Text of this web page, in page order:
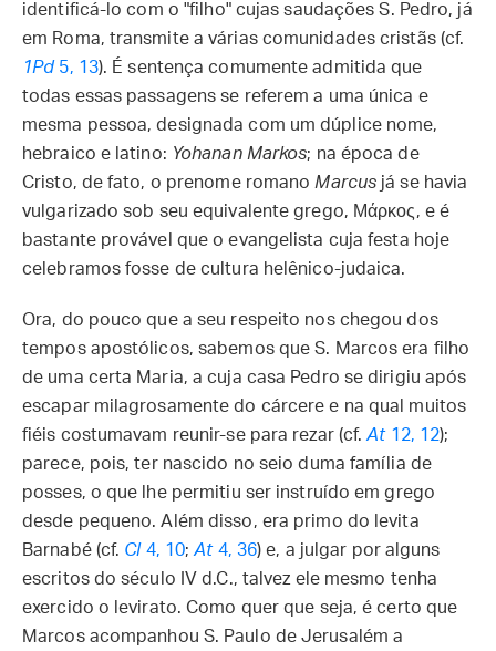
identificá-lo com o "filho" cujas saudações S. Pedro, já
em Roma, transmite a várias comunidades cristãs (cf.
1Pd 5, 13). É sentença comumente admitida que
todas essas passagens se referem a uma única e
mesma pessoa, designada com um dúplice nome,
hebraico e latino: Yohanan Markos; na época de
Cristo, de fato, o prenome romano Marcus já se havia
vulgarizado sob seu equivalente grego, Μάρκος, e é
bastante provável que o evangelista cuja festa hoje
celebramos fosse de cultura helênico-judaica.
Ora, do pouco que a seu respeito nos chegou dos
tempos apostólicos, sabemos que S. Marcos era filho
de uma certa Maria, a cuja casa Pedro se dirigiu após
escapar milagrosamente do cárcere e na qual muitos
fiéis costumavam reunir-se para rezar (cf.At12, 12);
parece, pois, ter nascido no seio duma família de
posses, o que lhe permitiu ser instruído em grego
desde pequeno. Além disso, era primo do levita
Barnabé (cf. Cl 4, 10;At4, 36) e, a julgar por alguns
escritos do século IV d.C., talvez ele mesmo tenha
exercido o levirato. Como quer que seja, é certo que
Marcos acompanhou S. Paulo de Jerusalém a